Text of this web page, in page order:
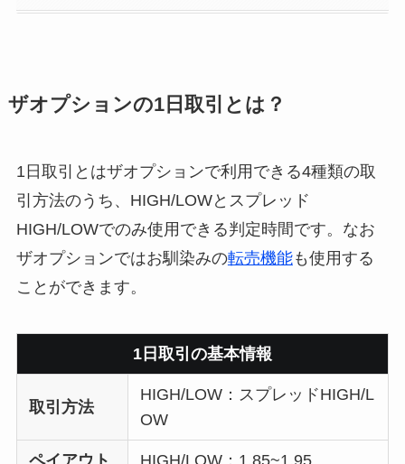
ザオプションの1日取引とは？
1日取引とはザオプションで利用できる4種類の取
引方法のうち、HIGH/LOWとスプレッド
HIGH/LOWでのみ使用できる判定時間です。なお
ザオプションではお馴染みの転売機能も使用する
ことができます。
1日取引の基本情報
取引方法
HIGH/LOW：スプレッドHIGH/L
OW